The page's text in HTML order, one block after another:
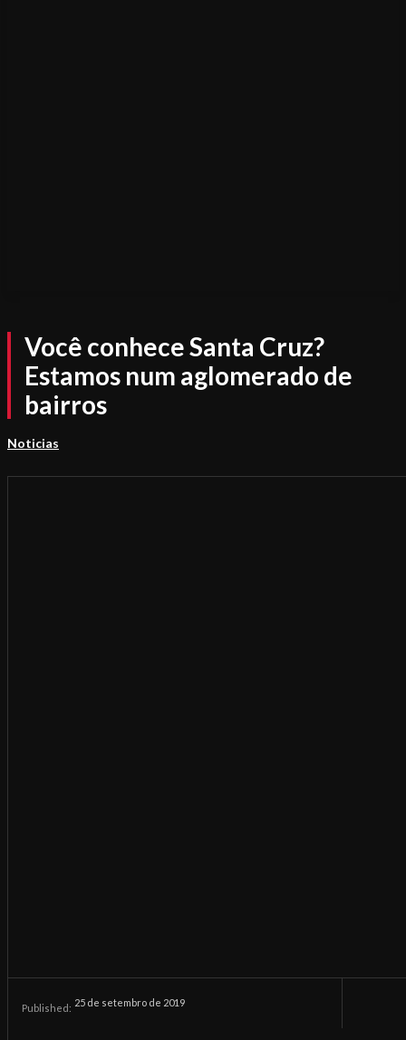
Você conhece Santa Cruz?
Estamos num aglomerado de
bairros
Noticias
Published: 25 de setembro de 2019